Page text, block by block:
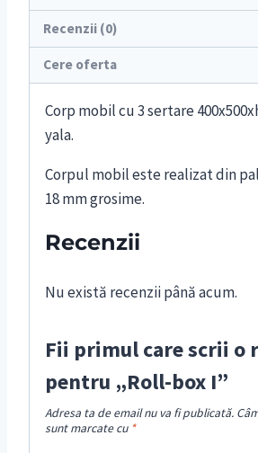
Recenzii (0)
Cere oferta
Corp mobil cu 3 sertare
yala.
Corpul mobil este realizat din
18 mm grosime.
Recenzii
Nu există recenzii până acum.
Fii primul care scrii o
pentru „Roll-box I”
Adresa ta de email nu va fi publicată.
sunt marcate cu *